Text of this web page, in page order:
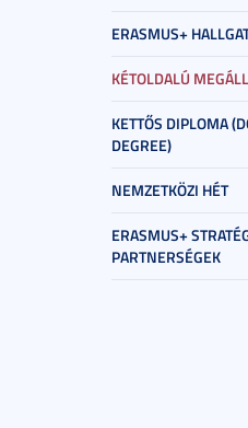
ERASMUS+
KÉTOLDALÚ
KETTŐS DIPLOMA
DEGREE)
NEMZETKÖZI HÉT
ERASMUS+
PARTNERSÉGEK